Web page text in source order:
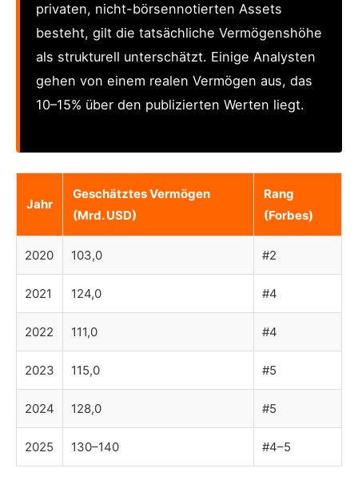
privaten, nicht-börsennotierten Assets
besteht, gilt die tatsächliche Vermögenshöhe
als strukturell unterschätzt. Einige Analysten
gehen von einem realen Vermögen aus, das
10–15% über den publizierten Werten liegt.
Jahr
Geschätztes Vermögen
(Mrd. USD)
Rang
(Forbes)
2020 103,0 #2
2021 124,0 #4
2022 111,0 #4
2023 115,0 #5
2024 128,0 #5
2025 130–140 #4–5